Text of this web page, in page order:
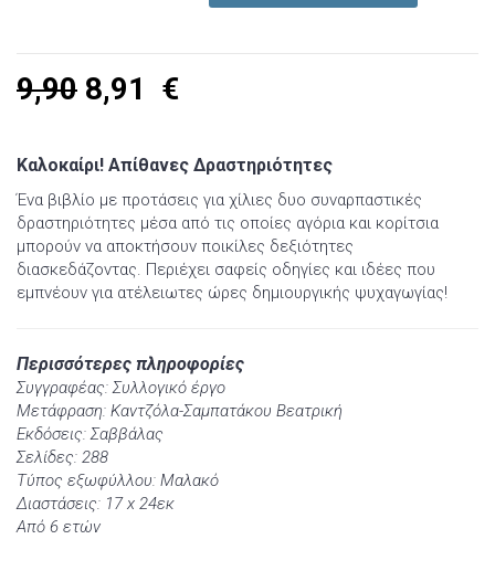
9,90 8,91 €
Καλοκαίρι! Απίθανες Δραστηριότητες
Ένα βιβλίο με προτάσεις για χίλιες δυο συναρπαστικές
δραστηριότητες μέσα από τις οποίες αγόρια και κορίτσια
μπορούν να αποκτήσουν ποικίλες δεξιότητες
διασκεδάζοντας. Περιέχει σαφείς οδηγίες και ιδέες που
εμπνέουν για ατέλειωτες ώρες δημιουργικής ψυχαγωγίας!
Περισσότερες πληροφορίες
Συγγραφέας: Συλλογικό έργο
Μετάφραση: Καντζόλα-Σαμπατάκου Βεατρική
Εκδόσεις: Σαββάλας
Σελίδες: 288
Τύπος εξωφύλλου: Μαλακό
Διαστάσεις: 17 x 24εκ
Από 6 ετών